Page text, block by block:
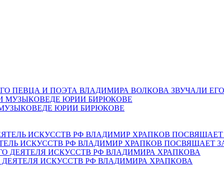
ПЕВЦА И ПОЭТА ВЛАДИМИРА ВОЛКОВА ЗВУЧАЛИ
ЮРИИ БИРЮКОВЕ
ИСКУССТВ РФ ВЛАДИМИР ХРАПКОВ ПОСВЯЩАЕТ
ИСКУССТВ РФ ВЛАДИМИРА ХРАПКОВА